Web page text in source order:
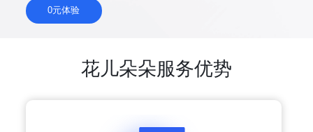
0元体验
花儿朵朵服务优势